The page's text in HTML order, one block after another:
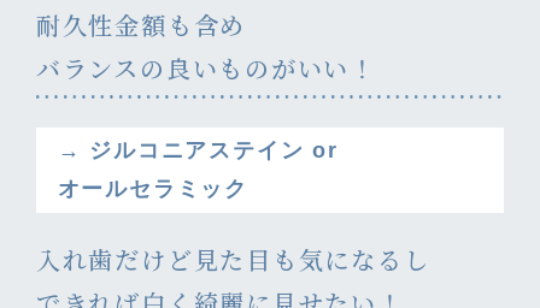
耐久性金額も含め
バランスの良いものがいい！
→ ジルコニアステイン or
オールセラミック
入れ歯だけど見た目も気になるし